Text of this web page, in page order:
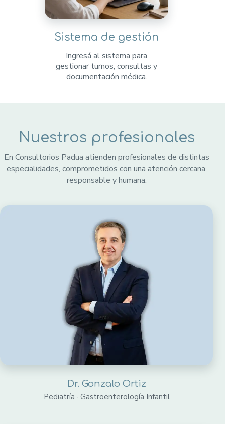
Sistema de gestión
Ingresá al sistema para
gestionar turnos, consultas y
documentación médica.
Nuestros profesionales
En Consultorios Padua atienden profesionales de distintas
especialidades, comprometidos con una atención cercana,
responsable y humana.
Dr. Gonzalo Ortiz
Pediatría · Gastroenterología Infantil